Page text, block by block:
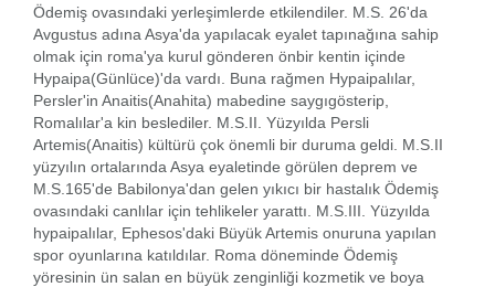
Ödemiş ovasındaki yerleşimlerde etkilendiler. M.S. 26'da
Avgustus adına Asya'da yapılacak eyalet tapınağına sahip
olmak için roma'ya kurul gönderen önbir kentin içinde
Hypaipa(Günlüce)'da vardı. Buna rağmen Hypaipalılar,
Persler'in Anaitis(Anahita) mabedine saygıgösterip,
Romalılar'a kin beslediler. M.S.II. Yüzyılda Persli
Artemis(Anaitis) kültürü çok önemli bir duruma geldi. M.S.II
yüzyılın ortalarında Asya eyaletinde görülen deprem ve
M.S.165'de Babilonya'dan gelen yıkıcı bir hastalık Ödemiş
ovasındaki canlılar için tehlikeler yarattı. M.S.III. Yüzyılda
hypaipalılar, Ephesos'daki Büyük Artemis onuruna yapılan
spor oyunlarına katıldılar. Roma döneminde Ödemiş
yöresinin ün salan en büyük zenginliği kozmetik ve boya